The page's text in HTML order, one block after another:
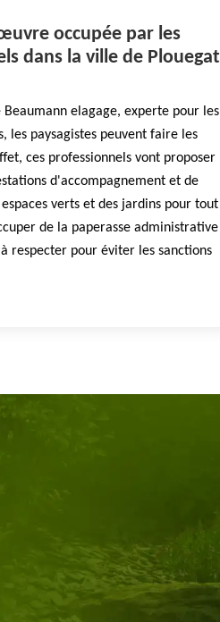
occupée par les
dans la ville de Plouegat
elagage, experte pour les
les paysagistes peuvent faire les
ces professionnels vont proposer
d'accompagnement et de
verts et des jardins pour tout
de la paperasse administrative
respecter pour éviter les sanctions